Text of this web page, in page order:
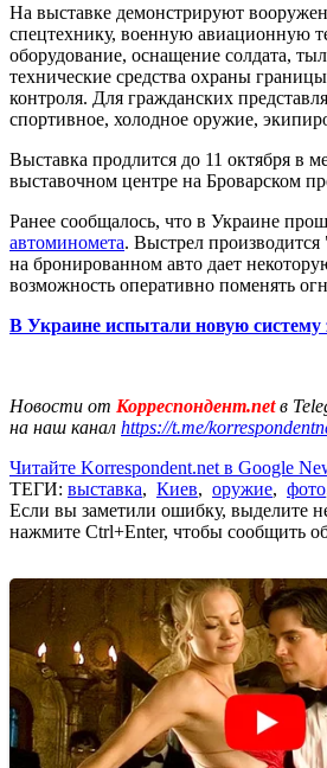
На выставке демонстрируют
спецтехнику, военную авиационную
оборудование, оснащение солдата,
технические средства охраны
контроля. Для гражданских
спортивное, холодное оружие,
Выставка продлится до 11 октября в
выставочном центре на Броварском
Ранее сообщалось, что в Украине
автоминомета. Выстрел
на бронированном авто дает
возможность оперативно поменять
В Украине испытали новую систему
Новости от Корреспондент.netв
на наш канал https://t.me/
Читайте Korrespondent.net в Google
ТЕГИ: выставка, Киев, оружие, фото
Если вы заметили ошибку, выделите
нажмите Ctrl+Enter, чтобы сообщить